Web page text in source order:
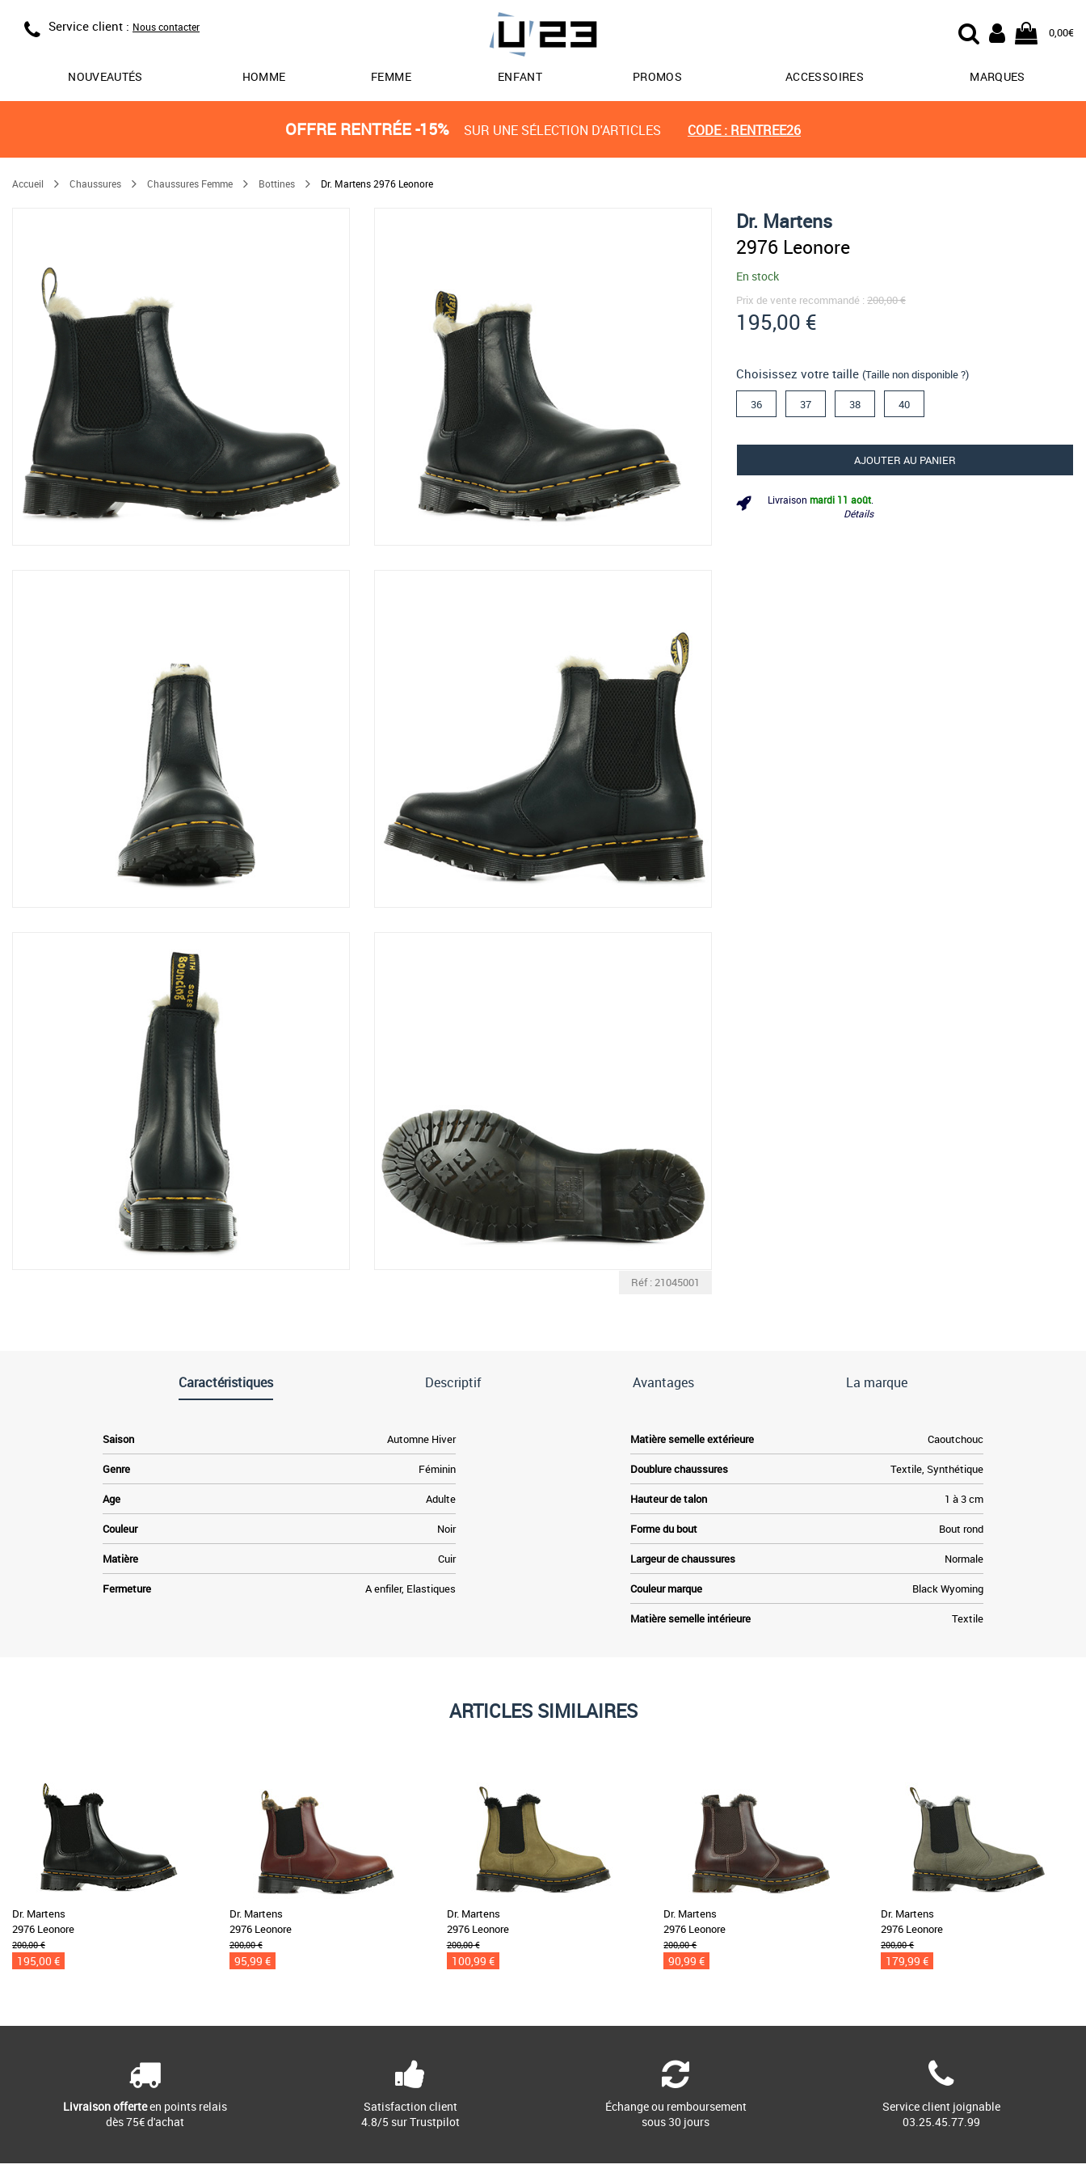
Service client : Nous contacter 0,00€
NOUVEAUTÉS HOMME FEMME ENFANT PROMOS ACCESSOIRES MARQUES
OFFRE RENTRÉE -15% SUR UNE SÉLECTION D'ARTICLES CODE : RENTREE26
Accueil Chaussures Chaussures Femme Bottines Dr. Martens 2976 Leonore
Réf : 21045001
Dr. Martens
2976 Leonore
En stock
Prix de vente recommandé : 200,00 €
195,00 €
Choisissez votre taille (Taille non disponible ?)
36 37 38 40
AJOUTER AU PANIER
Livraison mardi 11 août
Détails
Caractéristiques Descriptif Avantages La marque
Saison Automne Hiver
Genre Féminin
Age Adulte
Couleur Noir
Matière Cuir
Fermeture A enfiler, Elastiques
Matière semelle extérieure Caoutchouc
Doublure chaussures Textile, Synthétique
Hauteur de talon 1 à 3 cm
Forme du bout Bout rond
Largeur de chaussures Normale
Couleur marque Black Wyoming
Matière semelle intérieure Textile
ARTICLES SIMILAIRES
Dr. Martens
2976 Leonore
200,00 €
195,00 €
Dr. Martens
2976 Leonore
200,00 €
95,99 €
Dr. Martens
2976 Leonore
200,00 €
100,99 €
Dr. Martens
2976 Leonore
200,00 €
90,99 €
Dr. Martens
2976 Leonore
200,00 €
179,99 €
Livraison offerteen points relais
dès 75€ d'achat
Satisfaction client
4.8/5 sur Trustpilot
Échange ou remboursement
sous 30 jours
Service client joignable
03.25.45.77.99